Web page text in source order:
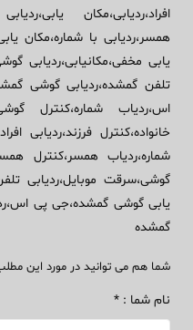
افراد،ردیابی،مکان
همسر،ردیابی با شماره،مکان
یابی مخفی،مکانیابی،ردیابی
تلفن گمشده،ردیابی گوشی
اس،ردیاب شماره،کنترل
خانواده،کنترل فرزند،ردیابی
شماره،ردیاب همسر،کنترل
گوشی،سرقت موبایل،ردیابی
یابی گوشی گمشده،جی پی
گمشده
شما هم می توانید در مورد این
نام شما : *